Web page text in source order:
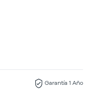
Garantía 1 Año